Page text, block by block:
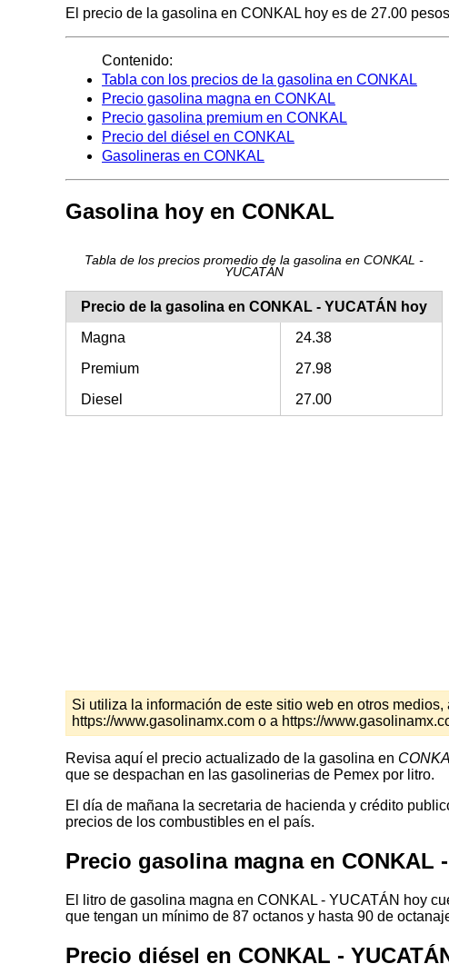
El precio de la gasolina en CONKAL hoy es de 27.00
Contenido:
Tabla con los precios de la gasolina en CONKAL
Precio gasolina magna en CONKAL
Precio gasolina premium en CONKAL
Precio del diésel en CONKAL
Gasolineras en CONKAL
Gasolina hoy en CONKAL
Tabla de los precios promedio de la gasolina en CONKAL -
YUCATÁN
Precio de la gasolina en CONKAL - YUCATÁN hoy
Magna
24.38
Premium
27.98
Diesel
27.00
Si utiliza la información de este sitio web en otros
https://www.gasolinamx.com o a https://
Revisa aquí el precio actualizado de la gasolina en
que se despachan en las gasolinerias de Pemex por litro.
El día de mañana la secretaria de hacienda y crédito
precios de los combustibles en el país.
Precio gasolina magna en CONKAL
El litro de gasolina magna en CONKAL - YUCATÁN hoy
que tengan un mínimo de 87 octanos y hasta 90 de
Precio diésel en CONKAL -